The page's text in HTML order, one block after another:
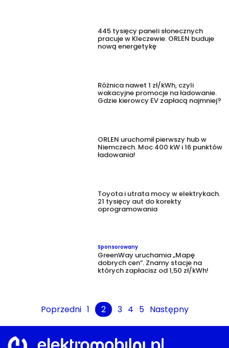
445 tysięcy paneli słonecznych
pracuje w Kleczewie. ORLEN buduje
nową energetykę
Różnica nawet 1 zł/kWh, czyli
wakacyjne promocje na ładowanie.
Gdzie kierowcy EV zapłacą najmniej?
ORLEN uruchomił pierwszy hub w
Niemczech. Moc 400 kW i 16 punktów
ładowania!
Toyota i utrata mocy w elektrykach.
21 tysięcy aut do korekty
oprogramowania
Sponsorowany
GreenWay uruchamia „Mapę
dobrych cen”. Znamy stacje na
których zapłacisz od 1,50 zł/kWh!
Poprzedni 1 2 3 4 5 Następny